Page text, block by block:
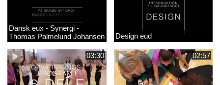
Dansk eux - Synergi -
Thomas Palmelund Johansen
Design eud
03:30 02:57